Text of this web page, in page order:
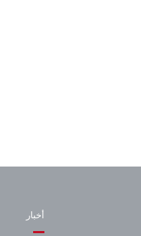
أخبار